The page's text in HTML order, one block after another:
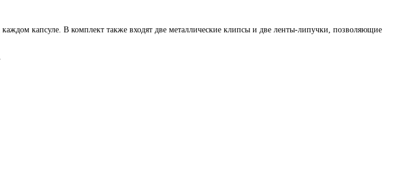
капсуле. В комплект также входят две металлические клипсы и две ленты-липучки, позволяющие